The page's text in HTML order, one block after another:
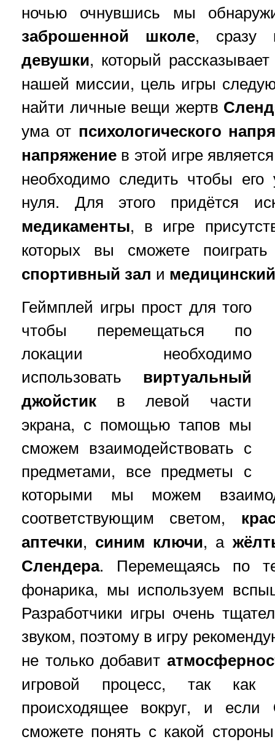
ночью очнувшись мы
заброшенной школе, сразу
девушки, который
нашей миссии, цель игры
найти личные вещи жертв
ума от психологического
напряжение в этой игре
необходимо следить чтобы
нуля. Для этого придётся
медикаменты, в игре
которых вы сможете
спортивный зал и
Геймплей игры прост для того
чтобы перемещаться по
локации необходимо
использовать виртуальный
джойстик в левой части
экрана, с помощью тапов мы
сможем взаимодействовать с
предметами, все предметы с
которыми мы можем
соответствующим светом,
аптечки, синим ключи, а
Слендера. Перемещаясь по
фонарика, мы используем
Разработчики игры очень
звуком, поэтому в игру
не только добавит
игровой процесс, так
происходящее вокруг, и если
сможете понять с какой